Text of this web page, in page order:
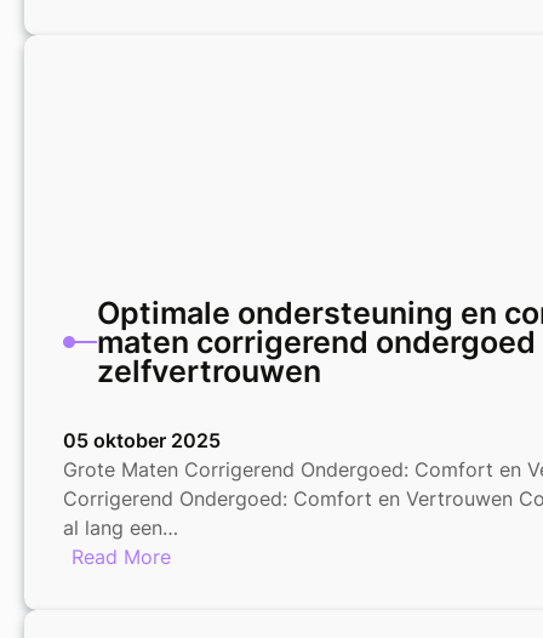
Optimale ondersteuning en
maten corrigerend ondergoed
zelfvertrouwen
05 oktober 2025
Grote Maten Corrigerend Ondergoed: Comfort en
Corrigerend Ondergoed: Comfort en Vertrouwen
al lang een…
Read More: